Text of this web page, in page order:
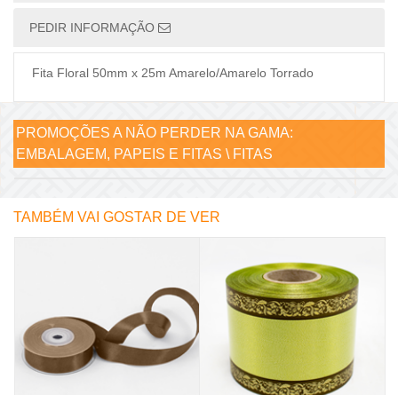
PEDIR INFORMAÇÃO
Fita Floral 50mm x 25m Amarelo/Amarelo Torrado
PROMOÇÕES A NÃO PERDER NA GAMA:
EMBALAGEM, PAPEIS E FITAS \ FITAS
TAMBÉM VAI GOSTAR DE VER